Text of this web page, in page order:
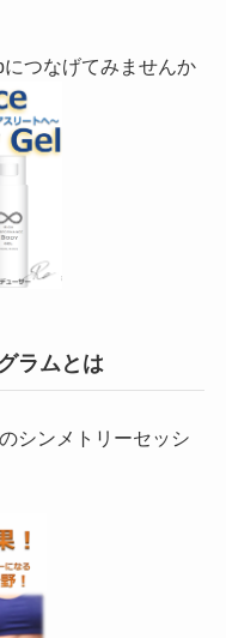
つなげてみませんか
ラムとは
シンメトリーセッシ